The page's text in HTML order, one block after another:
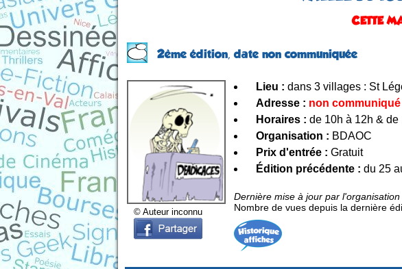
CETTE
2ème édition,date non communiquée
© Auteur inconnu
Lieu : dans 3 villages : St
Adresse : non communiqué
Horaires : de 10h à 12h & de
Organisation : BDAOC
Prix d'entrée : Gratuit
Édition précédente : du 25
Dernière mise à jour par
Nombre de vues depuis la dernière